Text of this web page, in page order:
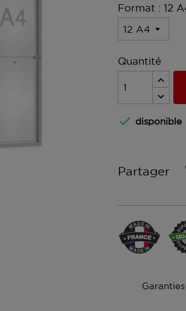
Format : 12
Quantité
 disponible
Partager